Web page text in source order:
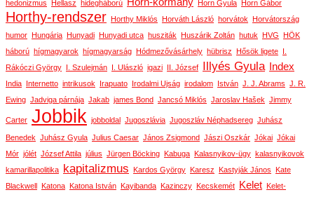
hedonizmus Hellasz hidegháború Horn Gyula Horn Gábor
Horthy-rendszer Horthy Miklós Horváth László horvátok Horvátország
humor Hungária Hunyadi Hunyadi utca husziták Huszárik Zoltán hutuk HVG HÖK
háború hígmagyarok hígmagyarság Hódmezővásárhely hübrisz Hősök ligete I.
Rákóczi György I. Szulejmán I. Ulászló igazi II. József Illyés Gyula Index
India Internetto intrikusok Irapuato Irodalmi Ujság irodalom István J. J. Abrams J. R.
Ewing Jadviga párnája Jakab james Bond Jancsó Miklós Jaroslav Hašek Jimmy
Carter Jobbik jobboldal Jugoszlávia Jugoszláv Néphadsereg Juhász
Benedek Juhász Gyula Julius Caesar János Zsigmond Jászi Oszkár Jókai Jókai
Mór jólét József Attila július Jürgen Böcking Kabuga Kalasnyikov-ügy kalasnyikovok
kamarillapolitika kapitalizmus Kardos György Karesz Kastyják János Kate
Blackwell Katona Katona István Kayibanda Kazinczy Kecskemét Kelet Kelet-